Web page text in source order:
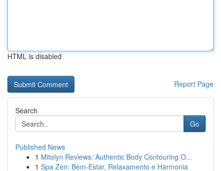
HTML is disabled
Report Page
Search
Go
Published News
1 Mitolyn Reviews: Authentic Body Contouring O...
1 Spa Zen: Bem-Estar, Relaxamento e Harmonia